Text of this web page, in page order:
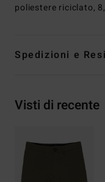
poliestere riciclato,
Spedizioni e Resi
Visti di recente